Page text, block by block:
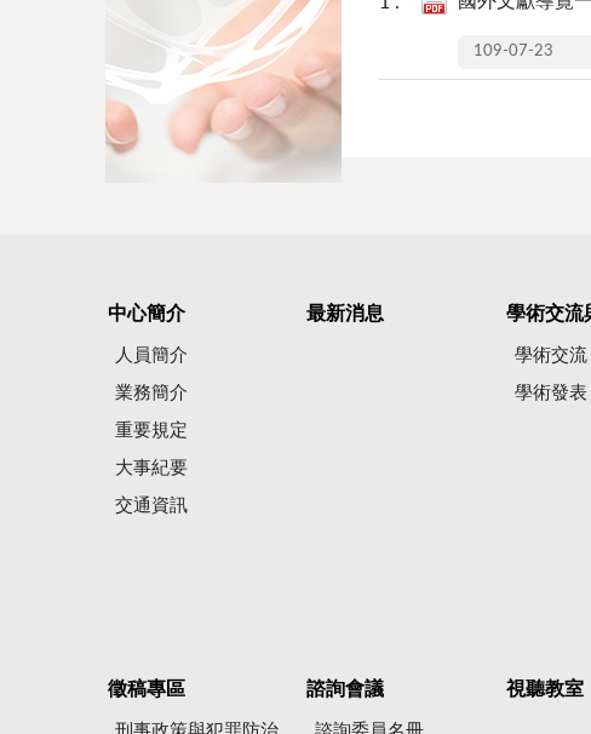
109-07-23
中心簡介
人員簡介
業務簡介
重要規定
大事紀要
交通資訊
最新消息 學術交流
學術交流
學術發表
徵稿專區 諮詢會議 視聽教室